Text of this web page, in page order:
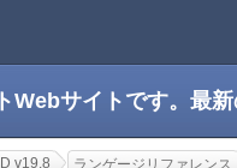
Webサイトです。最
v19.8 ランゲージリファレンス